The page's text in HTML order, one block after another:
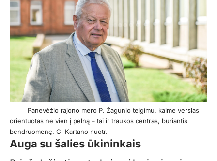
Panevėžio rajono mero P. Žagunio teigimu, kaime verslas
orientuotas ne vien į pelną – tai ir traukos centras, buriantis
bendruomenę. G. Kartano nuotr.
Auga su šalies ūkininkais